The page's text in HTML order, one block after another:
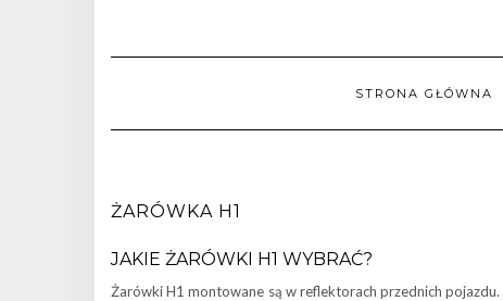
STRONA GŁÓWNA
ŻARÓWKA H1
JAKIE ŻARÓWKI H1 WYBRAĆ?
Żarówki H1 montowane są w reflektorach przednich